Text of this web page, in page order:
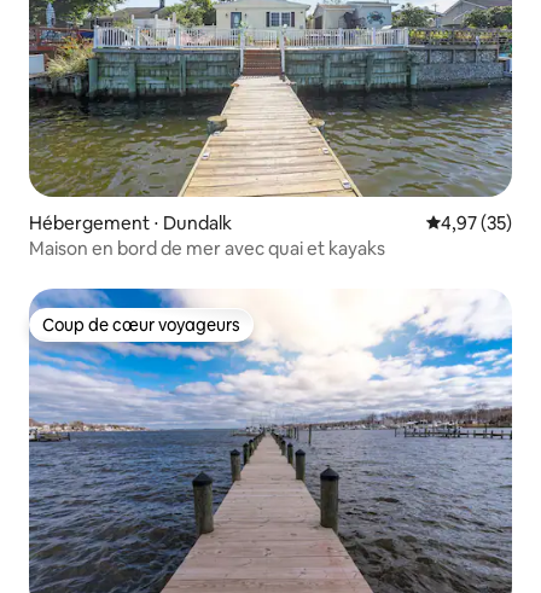
Hébergement ⋅ Dundalk Évaluation
4,97 (35)
Maison en bord de mer avec quai et kayaks
Coup de cœur voyageurs
Coup de cœur voyageurs